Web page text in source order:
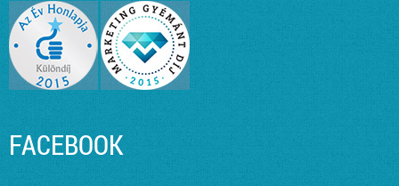
FACEBOOK